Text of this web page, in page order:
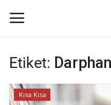
Oturum aç
Etiket:
Kısa Kısa